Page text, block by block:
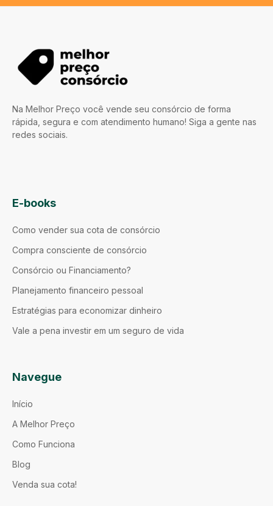
Na Melhor Preço você vende seu consórcio de forma
rápida, segura e com atendimento humano! Siga a gente nas
redes sociais.
E-books
Como vender sua cota de consórcio
Compra consciente de consórcio
Consórcio ou Financiamento?
Planejamento financeiro pessoal
Estratégias para economizar dinheiro
Vale a pena investir em um seguro de vida
Navegue
Início
A Melhor Preço
Como Funciona
Blog
Venda sua cota!